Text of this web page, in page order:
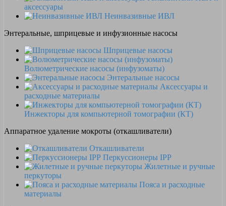
аксессуары
Неинвазивные ИВЛ
Энтеральные, шприцевые и инфузионные насосы
Шприцевые насосы
Волюметрические насосы (инфузоматы)
Энтеральные насосы
Аксессуары и
расходные материалы
Инжекторы для компьютерной томографии (КТ)
Аппаратное удаление мокроты (откашливатели)
Откашливатели
Перкуссионеры IPP
Жилетные и ручные
перкуторы
Пояса и расходные
материалы